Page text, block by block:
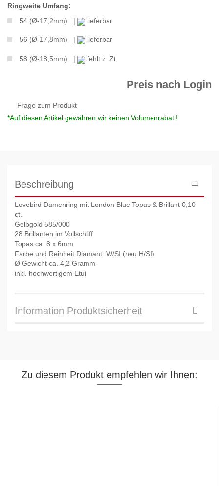
Ringweite Umfang:
54 (Ø-17,2mm) |
lieferbar
56 (Ø-17,8mm) | lieferbar
58 (Ø-18,5mm) | fehlt z. Zt.
Preis nach Login
Frage zum Produkt
*Auf diesen Artikel gewähren wir keinen Volumenrabatt!
Beschreibung
Lovebird Damenring mit London Blue Topas & Brillant 0,10
ct.
Gelbgold 585/000
28 Brillanten im Vollschliff
Topas ca. 8 x 6mm
Farbe und Reinheit Diamant: W/SI (neu H/SI)
Ø Gewicht ca. 4,2 Gramm
inkl. hochwertigem Etui
Information Produktsicherheit
Zu diesem Produkt empfehlen wir Ihnen: